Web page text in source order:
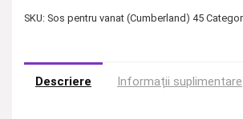
SKU: Sos pentru vanat (Cumberland) 45
Descriere Informații suplimentare